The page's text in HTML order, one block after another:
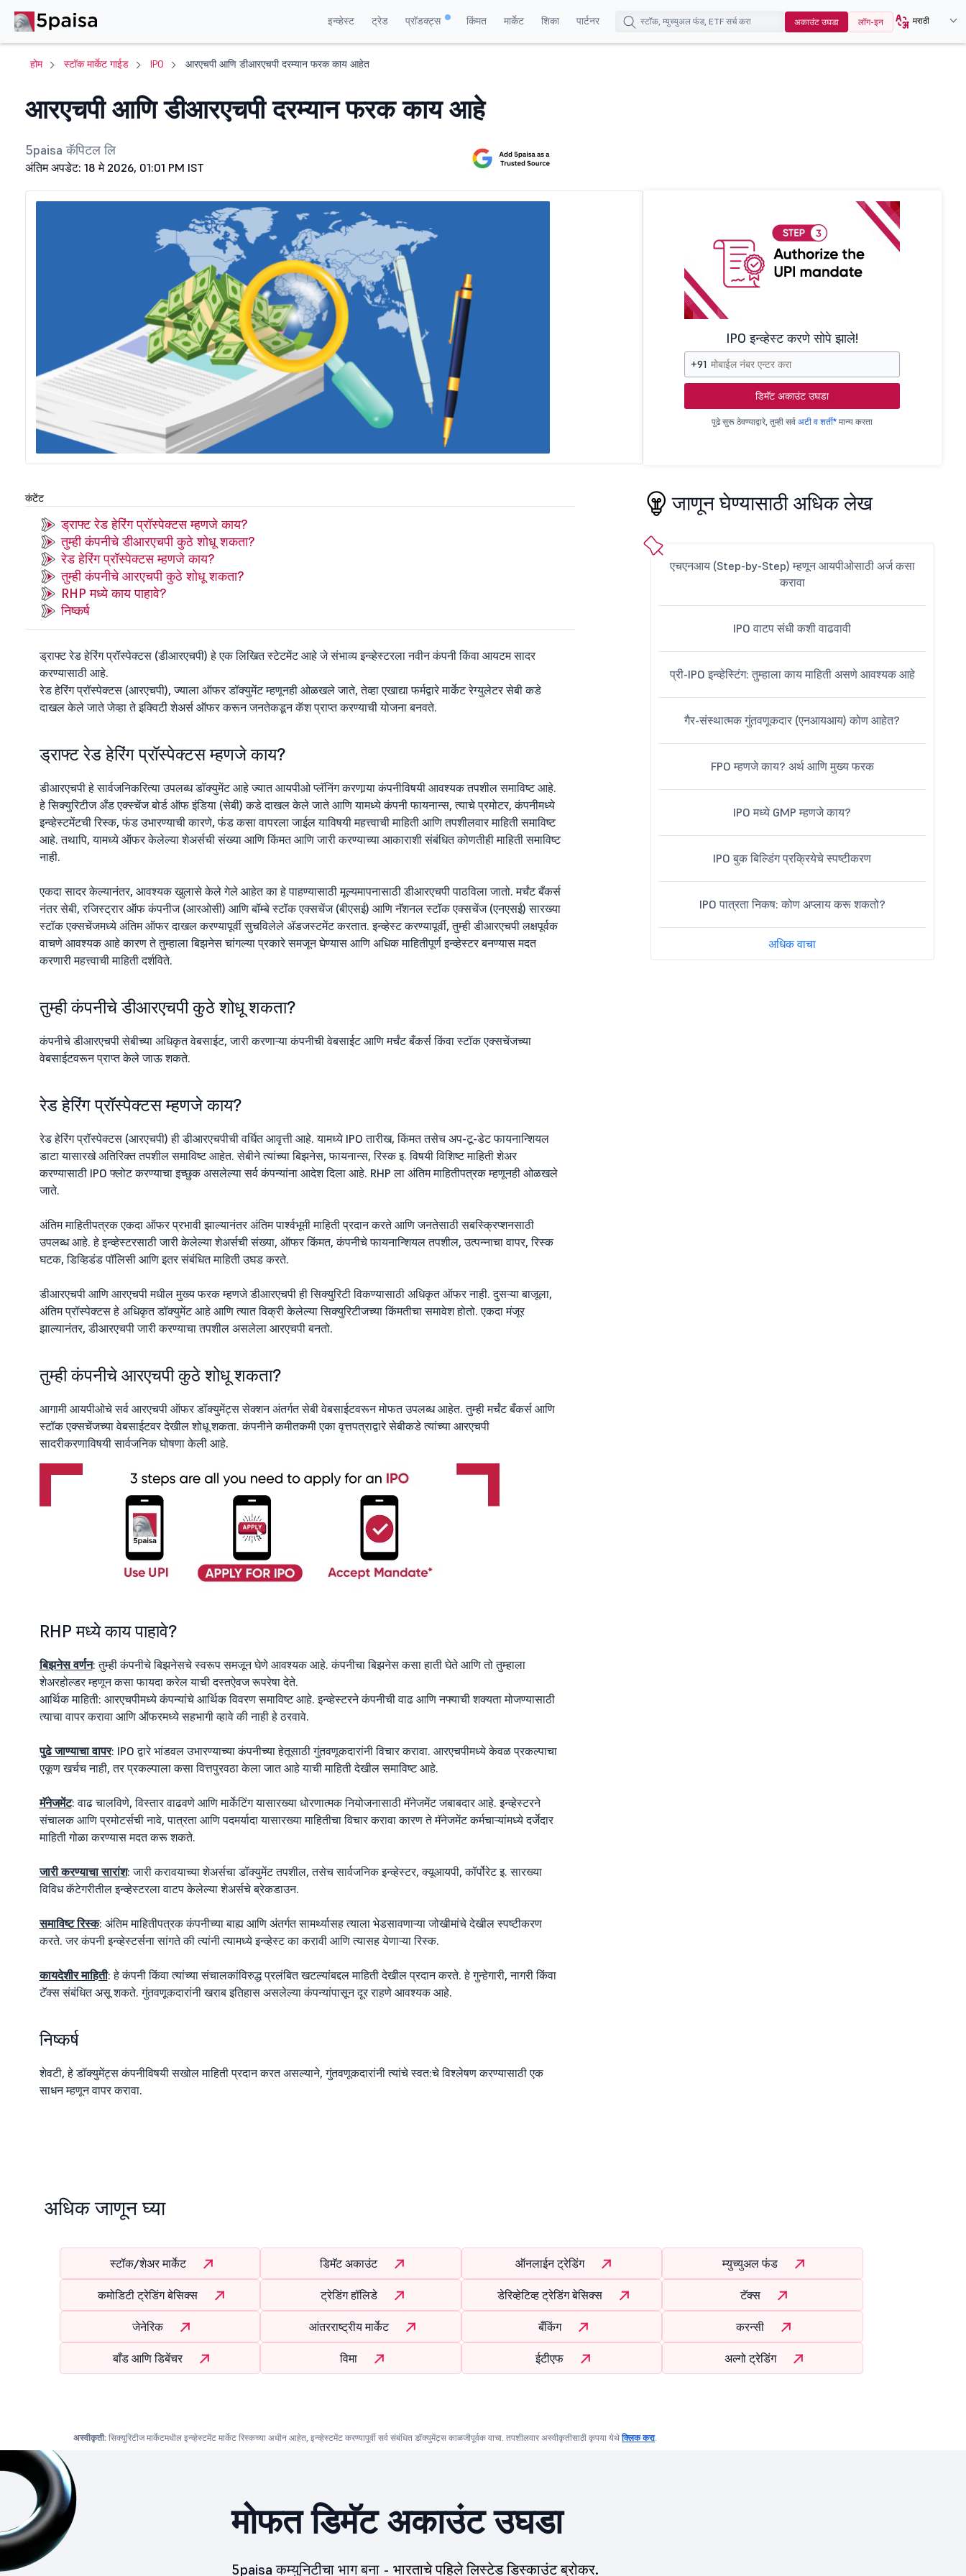
इन्व्हेस्ट ट्रेड प्रॉडक्ट्स किंमत मार्केट शिका पार्टनर अकाउंट उघडा लॉग-इन मराठी
होम स्टॉक मार्केट गाईड IPO आरएचपी आणि डीआरएचपी दरम्यान फरक काय आहेत
आरएचपी आणि डीआरएचपी दरम्यान फरक काय आहे
5paisa कॅपिटल लि
अंतिम अपडेट: 18 मे 2026, 01:01 PM IST
IPO इन्व्हेस्ट करणे सोपे झाले!
+91
डिमॅट अकाउंट उघडा
पुढे सुरू ठेवण्याद्वारे, तुम्ही सर्वअटी व शर्ती* मान्य करता
कंटेंट
ड्राफ्ट रेड हेरिंग प्रॉस्पेक्टस म्हणजे काय?
तुम्ही कंपनीचे डीआरएचपी कुठे शोधू शकता?
रेड हेरिंग प्रॉस्पेक्टस म्हणजे काय?
तुम्ही कंपनीचे आरएचपी कुठे शोधू शकता?
RHP मध्ये काय पाहावे?
निष्कर्ष
ड्राफ्ट रेड हेरिंग प्रॉस्पेक्टस (डीआरएचपी) हे एक लिखित स्टेटमेंट आहे जे संभाव्य इन्व्हेस्टरला नवीन कंपनी किंवा आयटम सादर
करण्यासाठी आहे.
रेड हेरिंग प्रॉस्पेक्टस (आरएचपी), ज्याला ऑफर डॉक्युमेंट म्हणूनही ओळखले जाते, तेव्हा एखाद्या फर्मद्वारे मार्केट रेग्युलेटर सेबी कडे
दाखल केले जाते जेव्हा ते इक्विटी शेअर्स ऑफर करून जनतेकडून कॅश प्राप्त करण्याची योजना बनवते.
ड्राफ्ट रेड हेरिंग प्रॉस्पेक्टस म्हणजे काय?
डीआरएचपी हे सार्वजनिकरित्या उपलब्ध डॉक्युमेंट आहे ज्यात आयपीओ प्लॅनिंग करणार्‍या कंपनीविषयी आवश्यक तपशील समाविष्ट आहे.
हे सिक्युरिटीज अँड एक्स्चेंज बोर्ड ऑफ इंडिया (सेबी) कडे दाखल केले जाते आणि यामध्ये कंपनी फायनान्स, त्याचे प्रमोटर, कंपनीमध्ये
इन्व्हेस्टमेंटची रिस्क, फंड उभारण्याची कारणे, फंड कसा वापरला जाईल याविषयी महत्त्वाची माहिती आणि तपशीलवार माहिती समाविष्ट
आहे. तथापि, यामध्ये ऑफर केलेल्या शेअर्सची संख्या आणि किंमत आणि जारी करण्याच्या आकाराशी संबंधित कोणतीही माहिती समाविष्ट
नाही.
एकदा सादर केल्यानंतर, आवश्यक खुलासे केले गेले आहेत का हे पाहण्यासाठी मूल्यमापनासाठी डीआरएचपी पाठविला जातो. मर्चंट बँकर्स
नंतर सेबी, रजिस्ट्रार ऑफ कंपनीज (आरओसी) आणि बॉम्बे स्टॉक एक्सचेंज (बीएसई) आणि नॅशनल स्टॉक एक्सचेंज (एनएसई) सारख्या
स्टॉक एक्सचेंजमध्ये अंतिम ऑफर दाखल करण्यापूर्वी सुचविलेले ॲडजस्टमेंट करतात. इन्व्हेस्ट करण्यापूर्वी, तुम्ही डीआरएचपी लक्षपूर्वक
वाचणे आवश्यक आहे कारण ते तुम्हाला बिझनेस चांगल्या प्रकारे समजून घेण्यास आणि अधिक माहितीपूर्ण इन्व्हेस्टर बनण्यास मदत
करणारी महत्त्वाची माहिती दर्शविते.
तुम्ही कंपनीचे डीआरएचपी कुठे शोधू शकता?
कंपनीचे डीआरएचपी सेबीच्या अधिकृत वेबसाईट, जारी करणाऱ्या कंपनीची वेबसाईट आणि मर्चंट बँकर्स किंवा स्टॉक एक्सचेंजच्या
वेबसाईटवरून प्राप्त केले जाऊ शकते.
रेड हेरिंग प्रॉस्पेक्टस म्हणजे काय?
रेड हेरिंग प्रॉस्पेक्टस (आरएचपी) ही डीआरएचपीची वर्धित आवृत्ती आहे. यामध्ये IPO तारीख, किंमत तसेच अप-टू-डेट फायनान्शियल
डाटा यासारखे अतिरिक्त तपशील समाविष्ट आहेत. सेबीने त्यांच्या बिझनेस, फायनान्स, रिस्क इ. विषयी विशिष्ट माहिती शेअर
करण्यासाठी IPO फ्लोट करण्याचा इच्छुक असलेल्या सर्व कंपन्यांना आदेश दिला आहे. RHP ला अंतिम माहितीपत्रक म्हणूनही ओळखले
जाते.
अंतिम माहितीपत्रक एकदा ऑफर प्रभावी झाल्यानंतर अंतिम पार्श्वभूमी माहिती प्रदान करते आणि जनतेसाठी सबस्क्रिप्शनसाठी
उपलब्ध आहे. हे इन्व्हेस्टरसाठी जारी केलेल्या शेअर्सची संख्या, ऑफर किंमत, कंपनीचे फायनान्शियल तपशील, उत्पन्नाचा वापर, रिस्क
घटक, डिव्हिडंड पॉलिसी आणि इतर संबंधित माहिती उघड करते.
डीआरएचपी आणि आरएचपी मधील मुख्य फरक म्हणजे डीआरएचपी ही सिक्युरिटी विकण्यासाठी अधिकृत ऑफर नाही. दुसऱ्या बाजूला,
अंतिम प्रॉस्पेक्टस हे अधिकृत डॉक्युमेंट आहे आणि त्यात विक्री केलेल्या सिक्युरिटीजच्या किंमतीचा समावेश होतो. एकदा मंजूर
झाल्यानंतर, डीआरएचपी जारी करण्याचा तपशील असलेला आरएचपी बनतो.
तुम्ही कंपनीचे आरएचपी कुठे शोधू शकता?
आगामी आयपीओचे सर्व आरएचपी ऑफर डॉक्युमेंट्स सेक्शन अंतर्गत सेबी वेबसाईटवरून मोफत उपलब्ध आहेत. तुम्ही मर्चंट बँकर्स आणि
स्टॉक एक्सचेंजच्या वेबसाईटवर देखील शोधू शकता. कंपनीने कमीतकमी एका वृत्तपत्राद्वारे सेबीकडे त्यांच्या आरएचपी
सादरीकरणाविषयी सार्वजनिक घोषणा केली आहे.
RHP मध्ये काय पाहावे?
बिझनेस वर्णन: तुम्ही कंपनीचे बिझनेसचे स्वरूप समजून घेणे आवश्यक आहे. कंपनीचा बिझनेस कसा हाती घेते आणि तो तुम्हाला
शेअरहोल्डर म्हणून कसा फायदा करेल याची दस्तऐवज रूपरेषा देते.
आर्थिक माहिती: आरएचपीमध्ये कंपन्यांचे आर्थिक विवरण समाविष्ट आहे. इन्व्हेस्टरने कंपनीची वाढ आणि नफ्याची शक्यता मोजण्यासाठी
त्याचा वापर करावा आणि ऑफरमध्ये सहभागी व्हावे की नाही हे ठरवावे.
पुढे जाण्याचा वापर: IPO द्वारे भांडवल उभारण्याच्या कंपनीच्या हेतूसाठी गुंतवणूकदारांनी विचार करावा. आरएचपीमध्ये केवळ प्रकल्पाचा
एकूण खर्चच नाही, तर प्रकल्पाला कसा वित्तपुरवठा केला जात आहे याची माहिती देखील समाविष्ट आहे.
मॅनेजमेंट: वाढ चालविणे, विस्तार वाढवणे आणि मार्केटिंग यासारख्या धोरणात्मक नियोजनासाठी मॅनेजमेंट जबाबदार आहे. इन्व्हेस्टरने
संचालक आणि प्रमोटर्सची नावे, पात्रता आणि पदमर्यादा यासारख्या माहितीचा विचार करावा कारण ते मॅनेजमेंट कर्मचाऱ्यांमध्ये दर्जेदार
माहिती गोळा करण्यास मदत करू शकते.
जारी करण्याचा सारांश: जारी करावयाच्या शेअर्सचा डॉक्युमेंट तपशील, तसेच सार्वजनिक इन्व्हेस्टर, क्यूआयपी, कॉर्पोरेट इ. सारख्या
विविध कॅटेगरीतील इन्व्हेस्टरला वाटप केलेल्या शेअर्सचे ब्रेकडाउन.
समाविष्ट रिस्क: अंतिम माहितीपत्रक कंपनीच्या बाह्य आणि अंतर्गत सामर्थ्यासह त्याला भेडसावणाऱ्या जोखीमांचे देखील स्पष्टीकरण
करते. जर कंपनी इन्व्हेस्टर्सना सांगते की त्यांनी त्यामध्ये इन्व्हेस्ट का करावी आणि त्यासह येणाऱ्या रिस्क.
कायदेशीर माहिती: हे कंपनी किंवा त्यांच्या संचालकांविरुद्ध प्रलंबित खटल्यांबद्दल माहिती देखील प्रदान करते. हे गुन्हेगारी, नागरी किंवा
टॅक्स संबंधित असू शकते. गुंतवणूकदारांनी खराब इतिहास असलेल्या कंपन्यांपासून दूर राहणे आवश्यक आहे.
निष्कर्ष
शेवटी, हे डॉक्युमेंट्स कंपनीविषयी सखोल माहिती प्रदान करत असल्याने, गुंतवणूकदारांनी त्यांचे स्वत:चे विश्लेषण करण्यासाठी एक
साधन म्हणून वापर करावा.
जाणून घेण्यासाठी अधिक लेख
एचएनआय (Step-by-Step) म्हणून आयपीओसाठी अर्ज कसा
करावा
IPO वाटप संधी कशी वाढवावी
प्री-IPO इन्व्हेस्टिंग: तुम्हाला काय माहिती असणे आवश्यक आहे
गैर-संस्थात्मक गुंतवणूकदार (एनआयआय) कोण आहेत?
FPO म्हणजे काय? अर्थ आणि मुख्य फरक
IPO मध्ये GMP म्हणजे काय?
IPO बुक बिल्डिंग प्रक्रियेचे स्पष्टीकरण
IPO पात्रता निकष: कोण अप्लाय करू शकतो?
अधिक वाचा
अधिक जाणून घ्या
स्टॉक/शेअर मार्केट डिमॅट अकाउंट ऑनलाईन ट्रेडिंग म्युच्युअल फंड
कमोडिटी ट्रेडिंग बेसिक्स ट्रेडिंग हॉलिडे डेरिव्हेटिव्ह ट्रेडिंग बेसिक्स टॅक्स
जेनेरिक आंतरराष्ट्रीय मार्केट बँकिंग करन्सी
बाँड आणि डिबेंचर विमा ईटीएफ अल्गो ट्रेडिंग
अस्वीकृती: सिक्युरिटीज मार्केटमधील इन्व्हेस्टमेंट मार्केट रिस्कच्या अधीन आहेत, इन्व्हेस्टमेंट करण्यापूर्वी सर्व संबंधित डॉक्युमेंट्स काळजीपूर्वक वाचा. तपशीलवार अस्वीकृतीसाठी कृपया येथेक्लिक करा.
मोफत डिमॅट अकाउंट उघडा
5paisa कम्युनिटीचा भाग बना - भारताचे पहिले लिस्टेड डिस्काउंट ब्रोकर.